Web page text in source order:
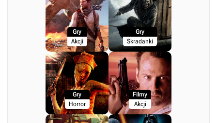
Gry
Akcji
Gry
Skradanki
Gry
Horror
Filmy
Akcji